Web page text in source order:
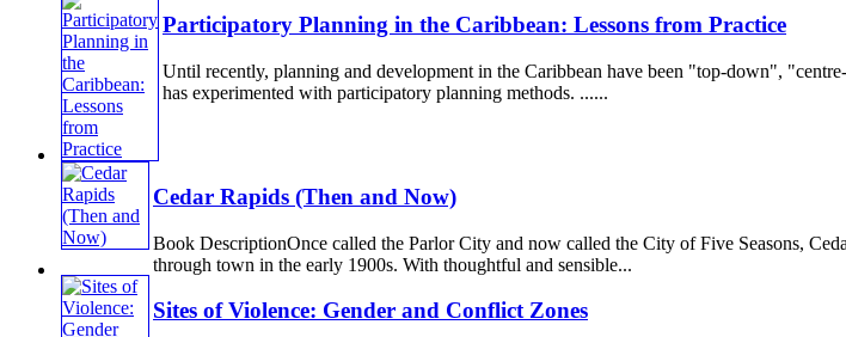
Participatory Planning in the Caribbean: Lessons from Practice
Until recently, planning and development in the Caribbean have been "top-down",
has experimented with participatory planning methods. ......
Cedar Rapids (Then and Now)
Book DescriptionOnce called the Parlor City and now called the City of Five Seasons,
through town in the early 1900s. With thoughtful and sensible...
Sites of Violence: Gender and Conflict Zones